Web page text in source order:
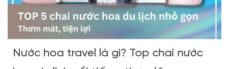
Nước hoa travel là gì? Top chai nước